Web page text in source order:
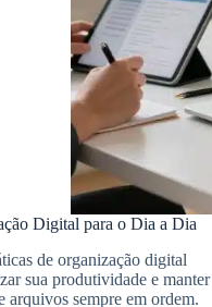
Digital para o Dia a Dia
de organização digital
sua produtividade e manter
arquivos sempre em ordem.